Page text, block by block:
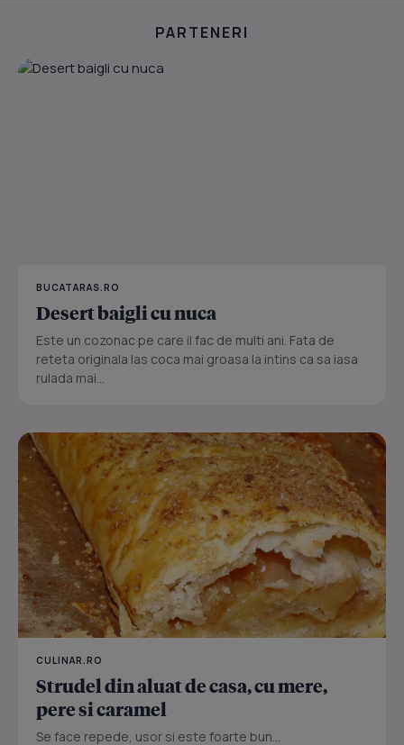
PARTENERI
BUCATARAS.RO
Desert baigli cu nuca
Este un cozonac pe care il fac de multi ani. Fata de
reteta originala las coca mai groasa la intins ca sa iasa
rulada mai...
CULINAR.RO
Strudel din aluat de casa, cu mere,
pere si caramel
Se face repede, usor si este foarte bun...